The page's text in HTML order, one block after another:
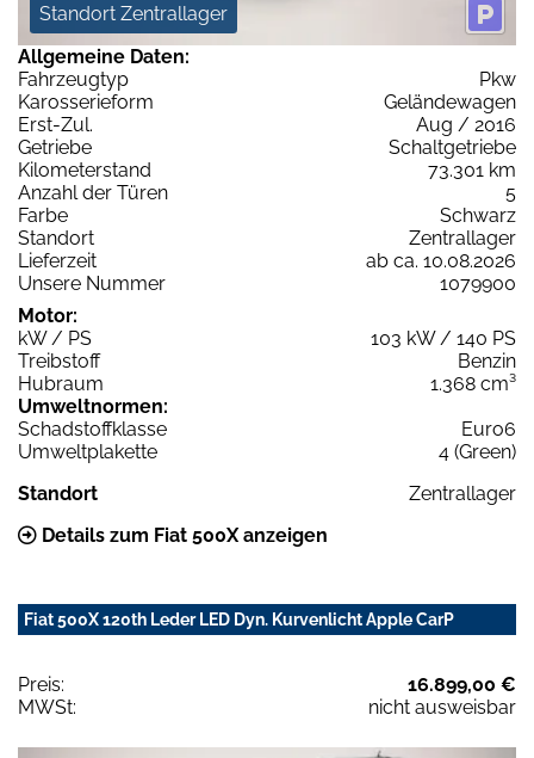
Standort Zentrallager
Allgemeine Daten:
Fahrzeugtyp
Pkw
Karosserieform
Geländewagen
Erst-Zul.
Aug / 2016
Getriebe
Schaltgetriebe
Kilometerstand
73.301 km
Anzahl der Türen
5
Farbe
Schwarz
Standort
Zentrallager
Lieferzeit
ab ca. 10.08.2026
Unsere Nummer
1079900
Motor:
kW / PS
103 kW / 140 PS
Treibstoff
Benzin
Hubraum
1.368 cm³
Umweltnormen:
Schadstoffklasse
Euro6
Umweltplakette
4 (Green)
Standort
Zentrallager
Details zum Fiat 500X anzeigen
Fiat 500X 120th Leder LED Dyn. Kurvenlicht Apple CarP
Preis:
16.899,00 €
MWSt:
nicht ausweisbar